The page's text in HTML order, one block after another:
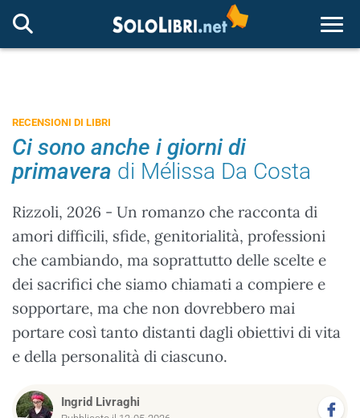
RECENSIONI DI LIBRI
Ci sono anche i giorni di
primavera di Mélissa Da Costa
Rizzoli, 2026 - Un romanzo che racconta di
amori difficili, sfide, genitorialità, professioni
che cambiando, ma soprattutto delle scelte e
dei sacrifici che siamo chiamati a compiere e
sopportare, ma che non dovrebbero mai
portare così tanto distanti dagli obiettivi di vita
e della personalità di ciascuno.
Ingrid Livraghi